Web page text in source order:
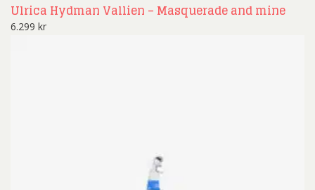
Ulrica Hydman Vallien – Masquerade and mine
6.299 kr